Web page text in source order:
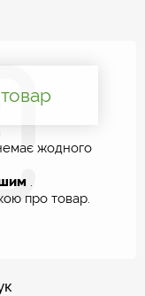
жодного
.
про товар.